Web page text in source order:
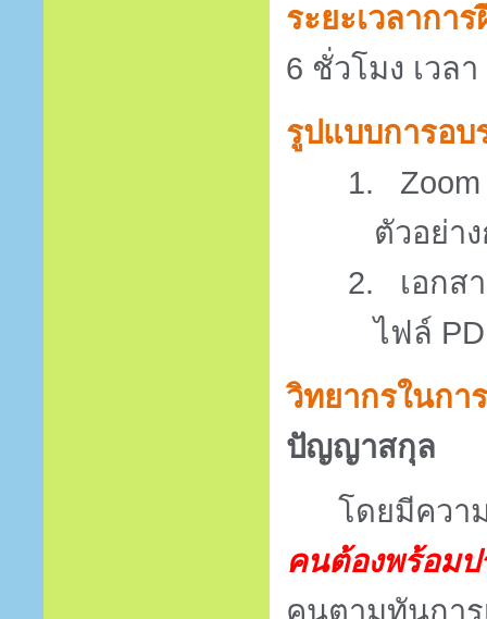
ระยะเวลากา
6 ชั่วโมง เวล
รูปแบบการอบ
1.
ตัวอย่า
2.
เอกส
ไฟล์
วิทยากรในกา
ปัญญาสกุล
โดยมีควา
คนต้องพร้อมป
คนตามทันการ